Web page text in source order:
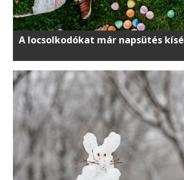
A locsolkodókat már napsütés